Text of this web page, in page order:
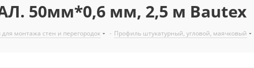
50мм*0,6 мм, 2,5 м Bautex
для монтажа стен и перегородок - Профиль штукатурный, угловой, маячковый